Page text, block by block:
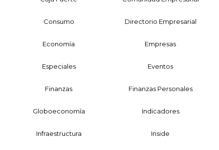
Consumo Directorio Empresarial
Economía Empresas
Especiales Eventos
Finanzas Finanzas Personales
Globoeconomía Indicadores
Infraestructura Inside